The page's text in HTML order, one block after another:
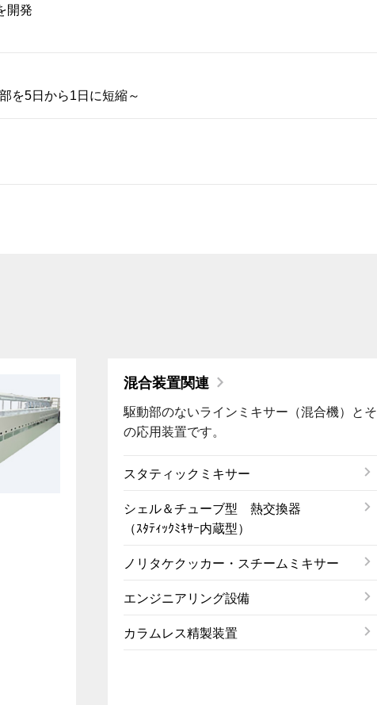
開発
を5日から1日に短縮～
混合装置関連
駆動部のないラインミキサー（混合機）とそ
の応用装置です。
スタティックミキサー
シェル＆チューブ型 熱交換器
（ｽﾀﾃｨｯｸﾐｷｻｰ内蔵型）
ノリタケクッカー・スチームミキサー
エンジニアリング設備
カラムレス精製装置